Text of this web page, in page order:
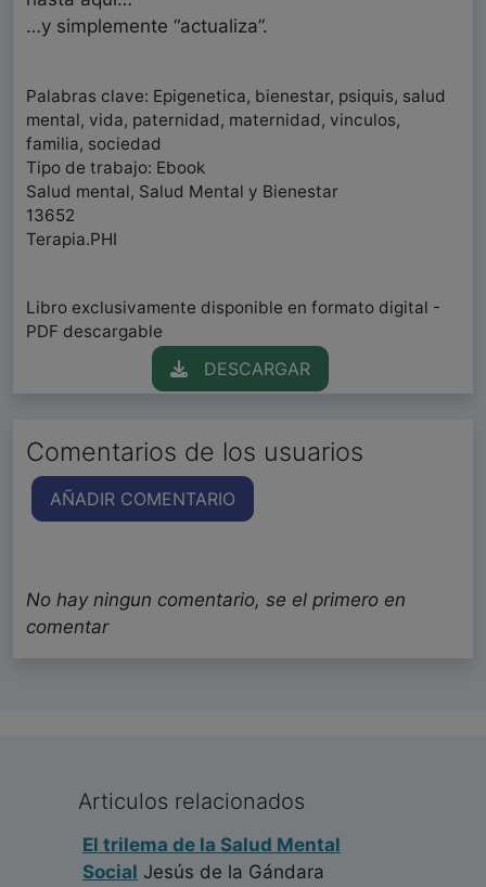
…y simplemente “actualiza”.
Palabras clave: Epigenetica, bienestar, psiquis, salud
mental, vida, paternidad, maternidad, vinculos,
familia, sociedad
Tipo de trabajo: Ebook
Salud mental, Salud Mental y Bienestar
13652
Terapia.PHI
Libro exclusivamente disponible en formato digital -
PDF descargable
DESCARGAR
Comentarios de los usuarios
AÑADIR COMENTARIO
No hay ningun comentario, se el primero en
comentar
Articulos relacionados
El trilema de la Salud Mental
Social Jesús de la Gándara